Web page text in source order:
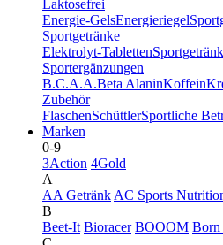
Laktosefrei
Energie-GelsEnergieriegel
Sportgetränke
Elektrolyt-Tabletten
Sportergänzungen
B.C.A.A.Beta AlaninKoffein
Zubehör
FlaschenSchüttlerSportliche
Marken
0-9
3Action 4Gold
A
AA Getränk AC Sports
B
Beet-It Bioracer BOOOM Born